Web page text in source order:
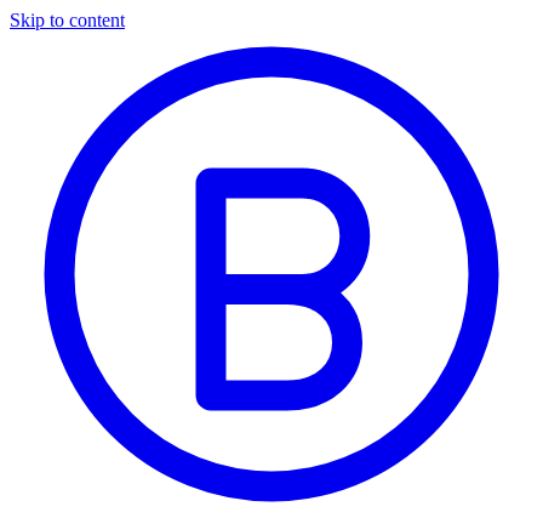
Skip to content